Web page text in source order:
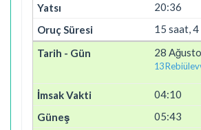
20:36
15 saat, 4
28
13
04:10
05:43